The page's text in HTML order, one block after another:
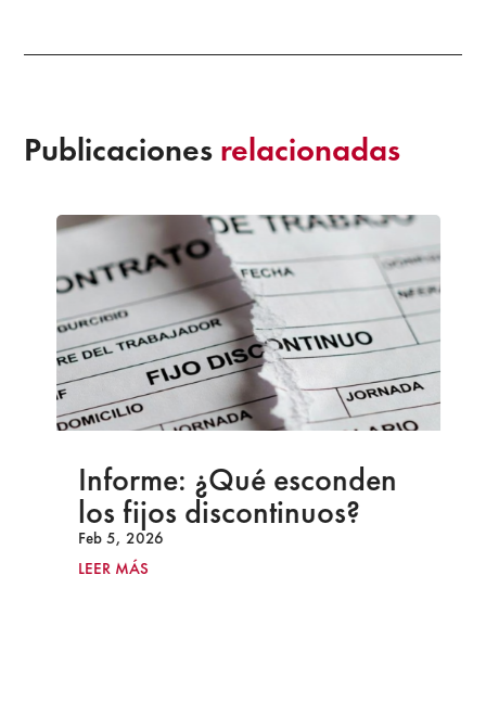
Publicaciones relacionadas
Informe: ¿Qué esconden
los fijos discontinuos?
Feb 5, 2026
LEER MÁS